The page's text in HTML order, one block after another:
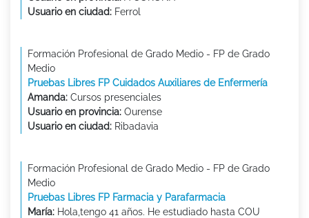
Usuario en ciudad: Ferrol
Formación Profesional de Grado Medio - FP de Grado
Medio
Pruebas Libres FP Cuidados Auxiliares de Enfermería
Amanda: Cursos presenciales
Usuario en provincia: Ourense
Usuario en ciudad: Ribadavia
Formación Profesional de Grado Medio - FP de Grado
Medio
Pruebas Libres FP Farmacia y Parafarmacia
María: Hola,tengo 41 años. He estudiado hasta COU